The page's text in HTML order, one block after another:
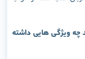
ویژگی هایی داشته